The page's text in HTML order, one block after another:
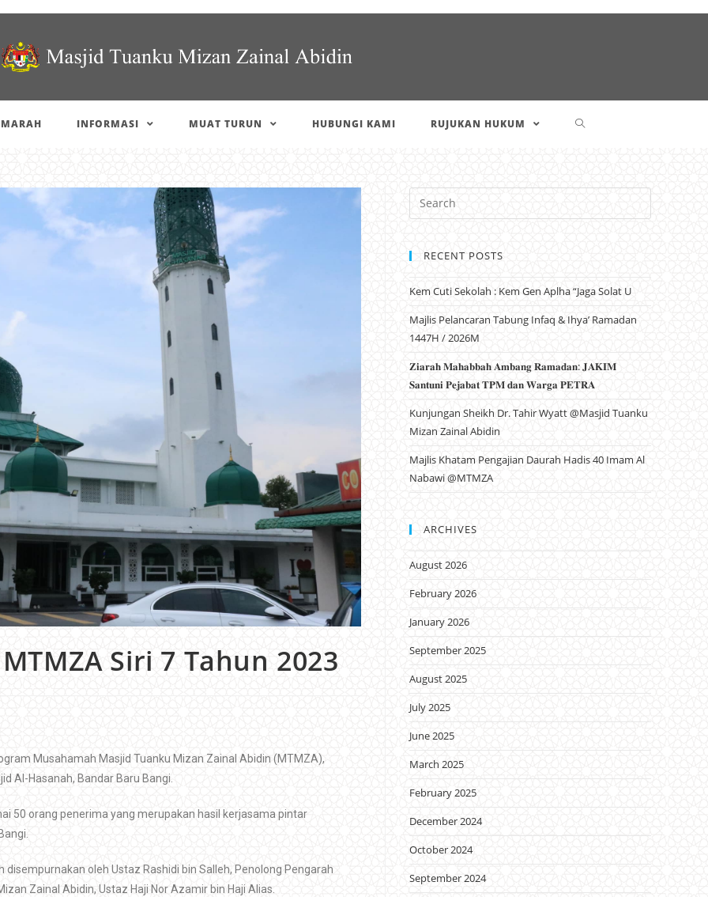
INFORMASI MUAT TURUN HUBUNGI KAMI RUJUKAN HUKUM
Siri 7 Tahun 2023
Musahamah Masjid Tuanku Mizan Zainal Abidin (MTMZA),
Al-Hasanah, Bandar Baru Bangi.
50 orang penerima yang merupakan hasil kerjasama pintar
oleh Ustaz Rashidi bin Salleh, Penolong Pengarah
Zainal Abidin, Ustaz Haji Nor Azamir bin Haji Alias.
RECENT POSTS
Kem Cuti Sekolah : Kem Gen Aplha “Jaga Solat U
Majlis Pelancaran Tabung Infaq & Ihya’ Ramadan
1447H / 2026M
𝐙𝐢𝐚𝐫𝐚𝐡 𝐌𝐚𝐡𝐚𝐛𝐛𝐚𝐡 𝐀𝐦𝐛𝐚𝐧𝐠 𝐑𝐚𝐦𝐚𝐝𝐚𝐧: 𝐉𝐀𝐊𝐈𝐌
𝐒𝐚𝐧𝐭𝐮𝐧𝐢 𝐏𝐞𝐣𝐚𝐛𝐚𝐭 𝐓𝐏𝐌 𝐝𝐚𝐧 𝐖𝐚𝐫𝐠𝐚 𝐏𝐄𝐓𝐑𝐀
Kunjungan Sheikh Dr. Tahir Wyatt @Masjid Tuanku
Mizan Zainal Abidin
Majlis Khatam Pengajian Daurah Hadis 40 Imam Al
Nabawi @MTMZA
ARCHIVES
August 2026
February 2026
January 2026
September 2025
August 2025
July 2025
June 2025
March 2025
February 2025
December 2024
October 2024
September 2024